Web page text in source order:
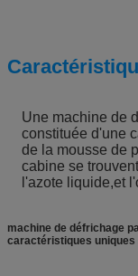
Une machine de
constituée d'une
de la mousse de
cabine se
l'azote liquide,et
machine de défrichage
caractéristiques uniques